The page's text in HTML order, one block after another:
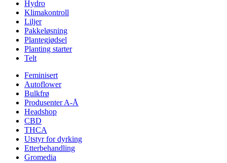
Hydro
Klimakontroll
Liljer
Pakkeløsning
Plantegjødsel
Planting starter
Telt
Feminisert
Autoflower
Bulkfrø
Produsenter A-Å
Headshop
CBD
THCA
Utstyr for dyrking
Etterbehandling
Gromedia